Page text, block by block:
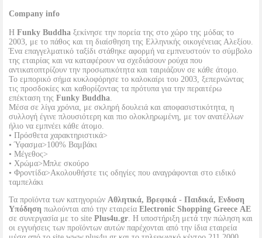
Company info
Η Funky Buddha ξεκίνησε την πορεία της στο χώρο της μόδας το
2003, με το πάθος και τη διαίσθηση της Ελληνικής οικογένειας Αλεξίου.
Ένα επαγγελματικό ταξίδι στάθηκε αφορμή να εμπνευστούν το σύμβολο
της εταιρίας και να καταφέρουν να σχεδιάσουν ρούχα που
αντικατοπτρίζουν την προσωπικότητα και ταιριάζουν σε κάθε άτομο.
Το εμπορικό σήμα κυκλοφόρησε το καλοκαίρι του 2003, ξεπερνώντας
τις προσδοκίες και καθορίζοντας τα πρότυπα για την περαιτέρω
επέκταση της Funky Buddha.
Μέσα σε λίγα χρόνια, με σκληρή δουλειά και αποφασιστικότητα, η
συλλογή έγινε πλουσιότερη και πιο ολοκληρωμένη, με τον ανατέλλων
ήλιο να εμπνέει κάθε άτομο.
• Πρόσθετα χαρακτηριστικά>
• Ύφασμα>100% Βαμβάκι
• Μέγεθος>
• Χρώμα>Μπλε σκούρο
• Φροντίδα>Ακολουθήστε τις οδηγίες που αναγράφονται στο ειδικό
ταμπελάκι
Τα προϊόντα των κατηγοριών Αθλητικά, Βρεφικά - Παιδικά, Ενδυση
Υπόδηση πωλούνται από την εταιρεία Electronic Shopping Greece ΑΕ
σε συνεργασία με το site Plus4u.gr. Η υποστήριξη μετά την πώληση και
οι εγγυήσεις των προϊόντων αυτών παρέχονται από την ίδια εταιρεία